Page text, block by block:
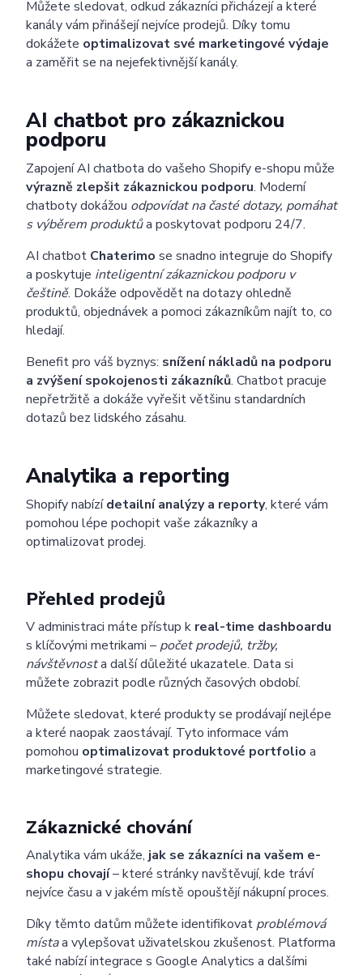
Můžete sledovat, odkud zákazníci přicházejí a které
kanály vám přinášejí nejvíce prodejů. Díky tomu
dokážete optimalizovat své marketingové výdaje
a zaměřit se na nejefektivnější kanály.
AI chatbot pro zákaznickou
podporu
Zapojení AI chatbota do vašeho Shopify e-shopu může
výrazně zlepšit zákaznickou podporu. Moderní
chatboty dokážou odpovídat na časté dotazy, pomáhat
s výběrem produktůa poskytovat podporu 24/7.
AI chatbot Chaterimo se snadno integruje do Shopify
a poskytuje inteligentní zákaznickou podporu v
češtině. Dokáže odpovědět na dotazy ohledně
produktů, objednávek a pomoci zákazníkům najít to, co
hledají.
Benefit pro váš byznys: snížení nákladů na podporu
a zvýšení spokojenosti zákazníků. Chatbot pracuje
nepřetržitě a dokáže vyřešit většinu standardních
dotazů bez lidského zásahu.
Analytika a reporting
Shopify nabízídetailní analýzy a reporty, které vám
pomohou lépe pochopit vaše zákazníky a
optimalizovat prodej.
Přehled prodejů
V administraci máte přístup k real-time dashboardu
s klíčovými metrikami – počet prodejů, tržby,
návštěvnosta další důležité ukazatele. Data si
můžete zobrazit podle různých časových období.
Můžete sledovat, které produkty se prodávají nejlépe
a které naopak zaostávají. Tyto informace vám
pomohou optimalizovat produktové portfolio a
marketingové strategie.
Zákaznické chování
Analytika vám ukáže, jak se zákazníci na vašem e-
shopu chovají– které stránky navštěvují, kde tráví
nejvíce času a v jakém místě opouštějí nákupní proces.
Díky těmto datům můžete identifikovat problémová
místaa vylepšovat uživatelskou zkušenost. Platforma
také nabízí integrace s Google Analytics a dalšími